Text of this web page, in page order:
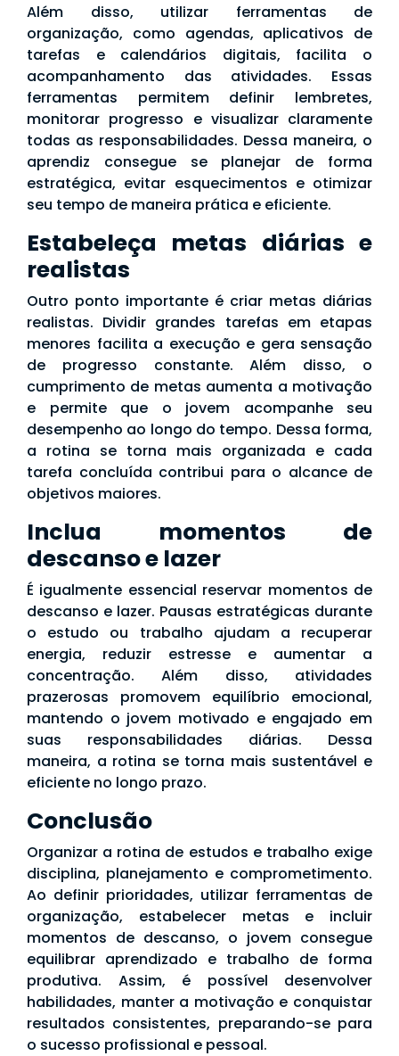
Além disso, utilizar ferramentas de
organização, como agendas, aplicativos de
tarefas e calendários digitais, facilita o
acompanhamento das atividades. Essas
ferramentas permitem definir lembretes,
monitorar progresso e visualizar claramente
todas as responsabilidades. Dessa maneira, o
aprendiz consegue se planejar de forma
estratégica, evitar esquecimentos e otimizar
seu tempo de maneira prática e eficiente.
Estabeleça metas diárias e
realistas
Outro ponto importante é criar metas diárias
realistas. Dividir grandes tarefas em etapas
menores facilita a execução e gera sensação
de progresso constante. Além disso, o
cumprimento de metas aumenta a motivação
e permite que o jovem acompanhe seu
desempenho ao longo do tempo. Dessa forma,
a rotina se torna mais organizada e cada
tarefa concluída contribui para o alcance de
objetivos maiores.
Inclua momentos de
descanso e lazer
É igualmente essencial reservar momentos de
descanso e lazer. Pausas estratégicas durante
o estudo ou trabalho ajudam a recuperar
energia, reduzir estresse e aumentar a
concentração. Além disso, atividades
prazerosas promovem equilíbrio emocional,
mantendo o jovem motivado e engajado em
suas responsabilidades diárias. Dessa
maneira, a rotina se torna mais sustentável e
eficiente no longo prazo.
Conclusão
Organizar a rotina de estudos e trabalho exige
disciplina, planejamento e comprometimento.
Ao definir prioridades, utilizar ferramentas de
organização, estabelecer metas e incluir
momentos de descanso, o jovem consegue
equilibrar aprendizado e trabalho de forma
produtiva. Assim, é possível desenvolver
habilidades, manter a motivação e conquistar
resultados consistentes, preparando-se para
o sucesso profissional e pessoal.